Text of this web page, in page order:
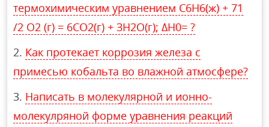
термохимическим уравнением С6Н6(ж) + 71
/2 О2 (г) = 6СО2(г) + ЗН2О(г); ∆Н0= ?
Как протекает коррозия железа с
примесью кобальта во влажной атмосфере?
Написать в молекулярной и ионно-
молекулряной форме уравнения реакций